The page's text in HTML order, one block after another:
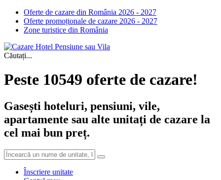
Oferte de cazare din România 2026 - 2027
Oferte promoționale de cazare 2026 - 2027
Zone turistice din România
Căutați...
Peste 10549 oferte de cazare!
Gasești hoteluri, pensiuni, vile,
apartamente sau alte unitați de cazare la
cel mai bun preț.
Înscriere unitate